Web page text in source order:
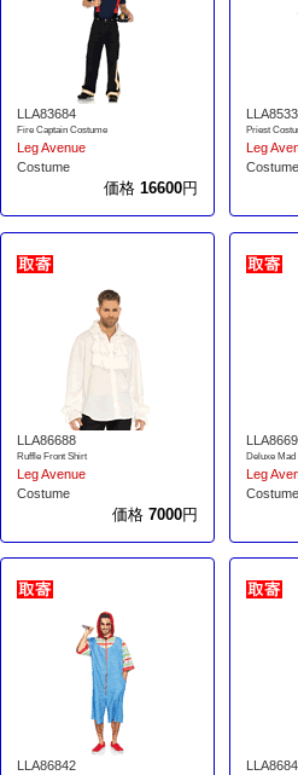
LLA83684
Fire Captain Costume
Leg Avenue
Costume
価格 16600円
Priest
Leg
Costume
LLA86688
Ruffle Front Shirt
Leg Avenue
Costume
価格 7000円
Deluxe
Leg
Costume
LLA86842